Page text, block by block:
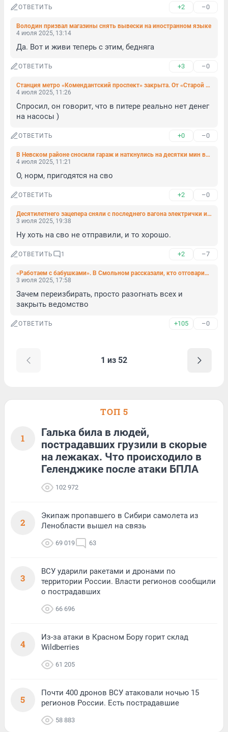
ОТВЕТИТЬ +2 –0
Володин призвал магазины снять вывески на иностранном языке
4 июля 2025, 13:14
Да. Вот и живи теперь с этим, бедняга
ОТВЕТИТЬ +3 –0
Станция метро «Комендантский проспект» закрыта. От «Старой Деревни» поезда не ходят
4 июля 2025, 11:26
Спросил, он говорит, что в питере реально нет денег
на насосы )
ОТВЕТИТЬ +0 –0
В Невском районе сносили гараж и наткнулись на десятки мин времен Великой Отечественной
4 июля 2025, 11:21
О, норм, пригодятся на сво
ОТВЕТИТЬ +2 –0
Десятилетнего зацепера сняли с последнего вагона электрички из Петербурга
3 июля 2025, 19:38
Ну хоть на сво не отправили, и то хорошо.
ОТВЕТИТЬ 1 +2 –7
«Работаем с бабушками». В Смольном рассказали, кто отговаривает молодых рожать
3 июля 2025, 17:58
Зачем переизбирать, просто разогнать всех и
закрыть ведомство
ОТВЕТИТЬ +105 –0
1 из 52
ТОП 5
1
Галька била в людей,
пострадавших грузили в скорые
на лежаках. Что происходило в
Геленджике после атаки БПЛА
102 972
2
Экипаж пропавшего в Сибири самолета из
Ленобласти вышел на связь
69 019 63
3
ВСУ ударили ракетами и дронами по
территории России. Власти регионов сообщили
о пострадавших
66 696
4
Из-за атаки в Красном Бору горит склад
Wildberries
61 205
5
Почти 400 дронов ВСУ атаковали ночью 15
регионов России. Есть пострадавшие
58 883